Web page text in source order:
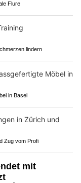
Flure
lindern
in Basel
Zug vom Profi
mit